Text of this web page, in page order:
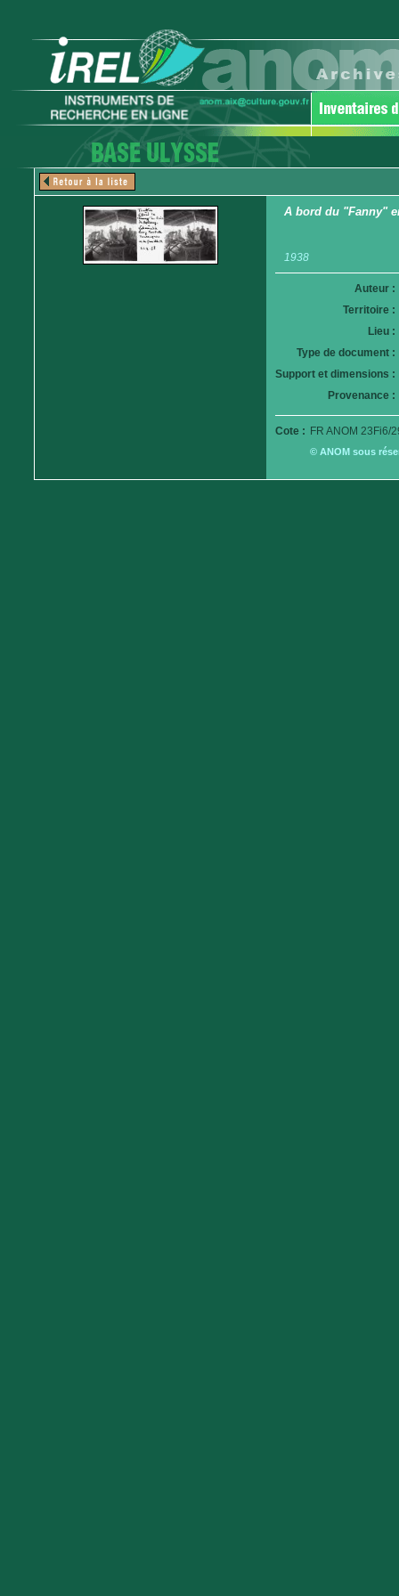
A bord du "Fanny"
1938
Auteur :
Territoire :
Lieu :
Type de document :
Support et dimensions :
Provenance :
Cote : FR ANOM 23Fi6/
© ANOM sous